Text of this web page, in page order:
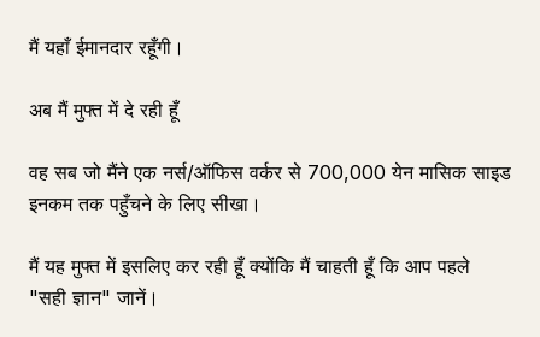
मैं यहाँ ईमानदार रहूँगी।
अब मैं मुफ्त में दे रही हूँ
वह सब जो मैंने एक नर्स/ऑफिस वर्कर से 700,000 येन मासिक साइड
इनकम तक पहुँचने के लिए सीखा।
मैं यह मुफ्त में इसलिए कर रही हूँ क्योंकि मैं चाहती हूँ कि आप पहले
"सही ज्ञान" जानें।